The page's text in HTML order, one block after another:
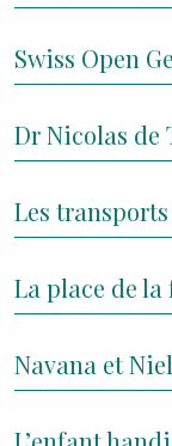
Swiss Open
Dr Nicolas de
Les
La place de la
Navana et